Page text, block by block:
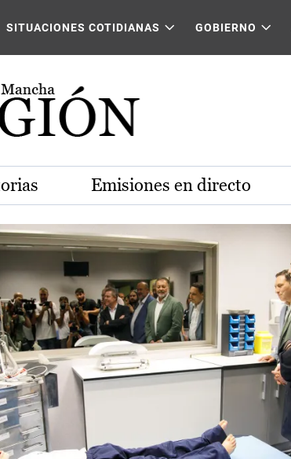
SITUACIONES COTIDIANAS GOBIERNO
Emisiones en directo